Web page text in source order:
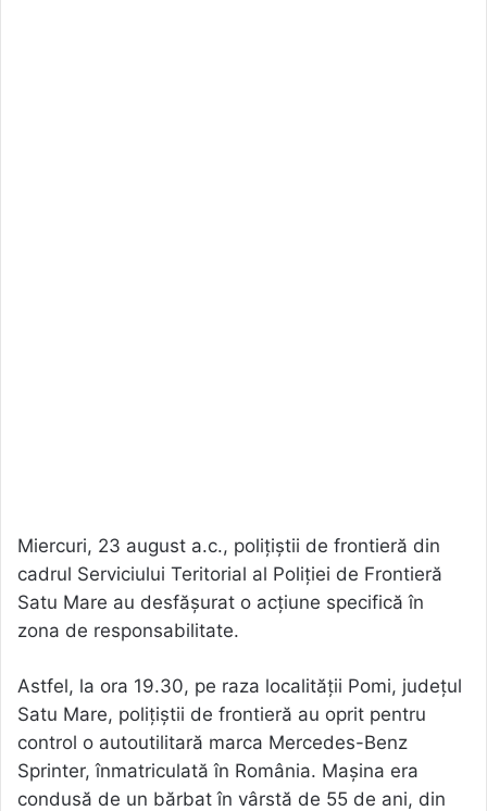
Miercuri, 23 august a.c., polițiștii de frontieră din
cadrul Serviciului Teritorial al Poliției de Frontieră
Satu Mare au desfășurat o acțiune specifică în
zona de responsabilitate.
Astfel, la ora 19.30, pe raza localității Pomi, județul
Satu Mare, polițiștii de frontieră au oprit pentru
control o autoutilitară marca Mercedes-Benz
Sprinter, înmatriculată în România. Mașina era
condusă de un bărbat în vârstă de 55 de ani, din